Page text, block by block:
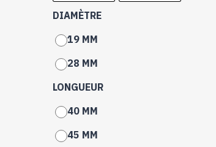
DIAMÈTRE
19 MM
28 MM
LONGUEUR
40 MM
45 MM